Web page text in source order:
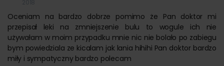
Oceniam na bardzo dobrze pomimo że Pan doktor mi
przepisał leki na zmniejszenie bulu to wogule ich nie
używałam w moim przypadku mnie nic nie bolało po zabiegu
bym powiedziala ze kicalam jak lania hihihi Pan doktor bardzo
miły i sympatyczny bardzo polecam